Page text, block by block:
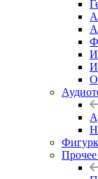
Прочее